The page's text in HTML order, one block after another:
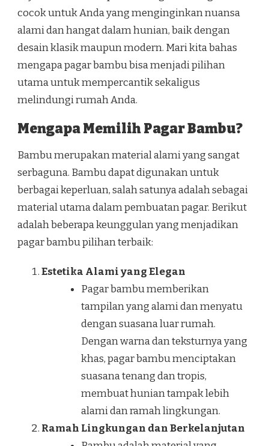
cocok untuk Anda yang menginginkan nuansa
alami dan hangat dalam hunian, baik dengan
desain klasik maupun modern. Mari kita bahas
mengapa pagar bambu bisa menjadi pilihan
utama untuk mempercantik sekaligus
melindungi rumah Anda.
Mengapa Memilih Pagar Bambu?
Bambu merupakan material alami yang sangat
serbaguna. Bambu dapat digunakan untuk
berbagai keperluan, salah satunya adalah sebagai
material utama dalam pembuatan pagar. Berikut
adalah beberapa keunggulan yang menjadikan
pagar bambu pilihan terbaik:
Estetika Alami yang Elegan
Pagar bambu memberikan
tampilan yang alami dan menyatu
dengan suasana luar rumah.
Dengan warna dan teksturnya yang
khas, pagar bambu menciptakan
suasana tenang dan tropis,
membuat hunian tampak lebih
alami dan ramah lingkungan.
Ramah Lingkungan dan Berkelanjutan